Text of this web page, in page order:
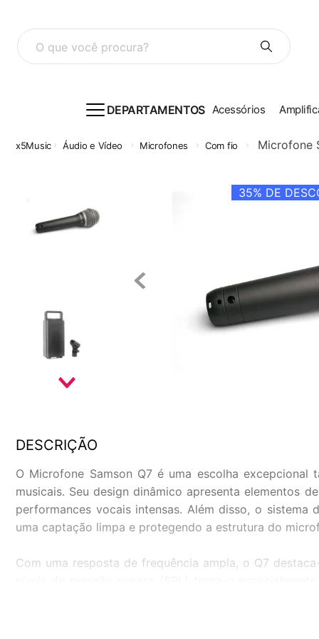
O que você procura?
DEPARTAMENTOS Acessórios
Áudio e Vídeo Microfones Com fio Microfone
35% DE
DESCRIÇÃO
O Microfone Samson Q7 é uma escolha
musicais. Seu design dinâmico apresenta elementos
performances vocais intensas. Além disso, o
uma captação limpa e protegendo a estrutura do
Com uma resposta de frequência ampla, o Q7
super-cardioide do microfone é um diferencial,